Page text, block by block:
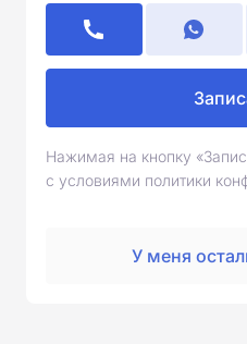
Нажимая на кнопку
с условиями политики
У меня